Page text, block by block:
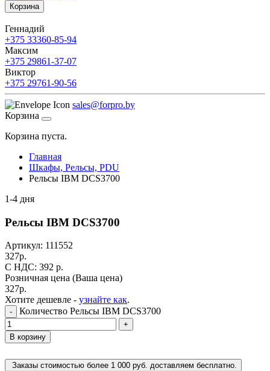
Корзина
Геннадий
+375 33360-85-94
Максим
+375 29861-37-07
Виктор
+375 29761-90-56
sales@forpro.by
Корзина
Корзина пуста.
Главная
Шкафы, Рельсы, PDU
Рельсы IBM DCS3700
1-4 дня
Рельсы IBM DCS3700
Артикул: 111552
327р.
C НДС: 392 р.
Розничная цена (Ваша цена)
327р.
Хотите дешевле - узнайте как.
- Количество Рельсы IBM DCS3700
+
В корзину
Заказы стоимостью более 1 000 руб. доставляем бесплатно.